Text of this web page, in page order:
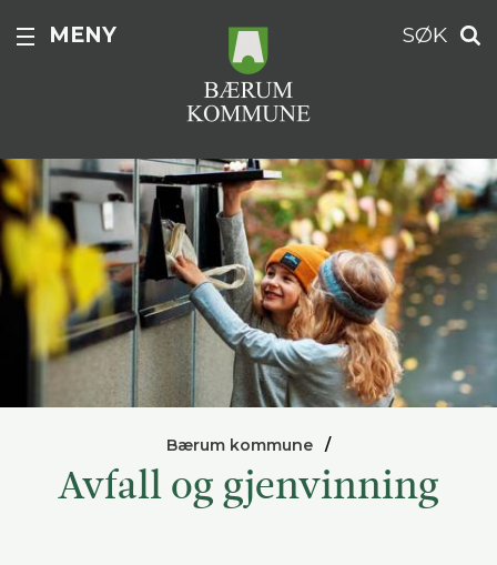
MENY SØK
Bærum kommune
Avfall og gjenvinning